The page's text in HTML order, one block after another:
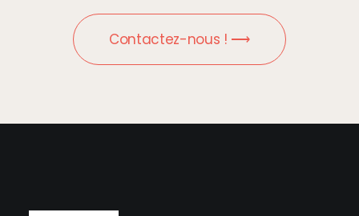
Contactez-nous ! ⟶